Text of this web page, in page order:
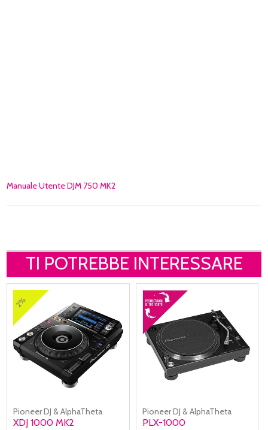
Manuale Utente DJM 750 MK2
TI POTREBBE INTERESSARE
2%
Pioneer DJ & AlphaTheta
XDJ 1000 MK2
Pioneer DJ & AlphaTheta
PLX-1000